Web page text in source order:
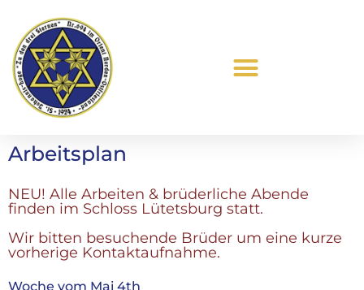
Arbeitsplan
NEU! Alle Arbeiten & brüderliche Abende
finden im Schloss Lütetsburg statt.
Wir bitten besuchende Brüder um eine kurze
vorherige Kontaktaufnahme.
Woche vom Mai 4th